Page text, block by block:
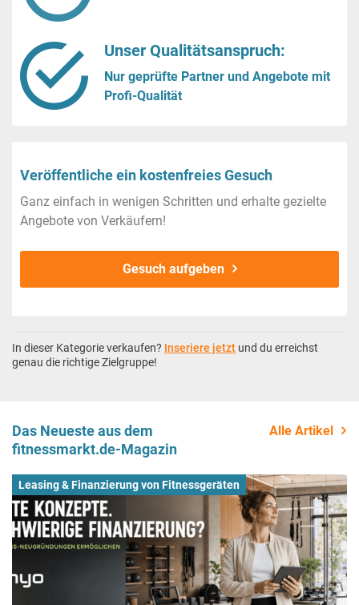
Unser Qualitätsanspruch:
Nur geprüfte Partner und Angebote mit
Profi-Qualität
Veröffentliche ein kostenfreies Gesuch
Ganz einfach in wenigen Schritten und erhalte gezielte
Angebote von Verkäufern!
Gesuch aufgeben
In dieser Kategorie verkaufen? Inseriere jetzt und du erreichst
genau die richtige Zielgruppe!
Das Neueste aus dem
fitnessmarkt.de-Magazin
Alle Artikel
Leasing & Finanzierung von Fitnessgeräten